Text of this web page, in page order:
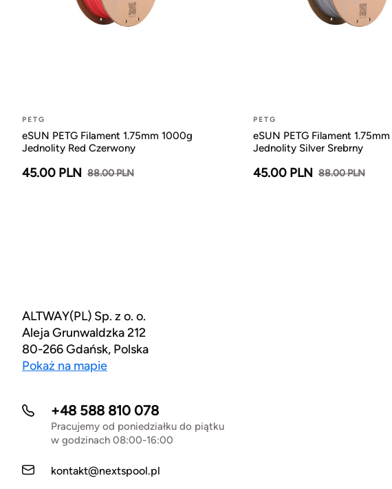
PETG
eSUN PETG Filament 1.75mm 1000g
Jednolity Red Czerwony
45.00 PLN 88.00 PLN
PETG
eSUN PETG Filament
Jednolity Silver Srebrny
45.00 PLN 88.00 PLN
ALTWAY(PL) Sp. z o. o.
Aleja Grunwaldzka 212
80-266 Gdańsk, Polska
Pokaż na mapie
+48 588 810 078
Pracujemy od poniedziałku do piątku
w godzinach 08:00-16:00
kontakt@nextspool.pl